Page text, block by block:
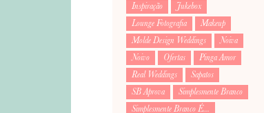
Inspiração
Jukebox
Lounge Fotografia
Makeup
Molde Design Weddings
Noiva
Noivo
Ofertas
Pinga Amor
Real Weddings
Sapatos
SB Aprova
Simplesmente Branco
Simplesmente Branco É...